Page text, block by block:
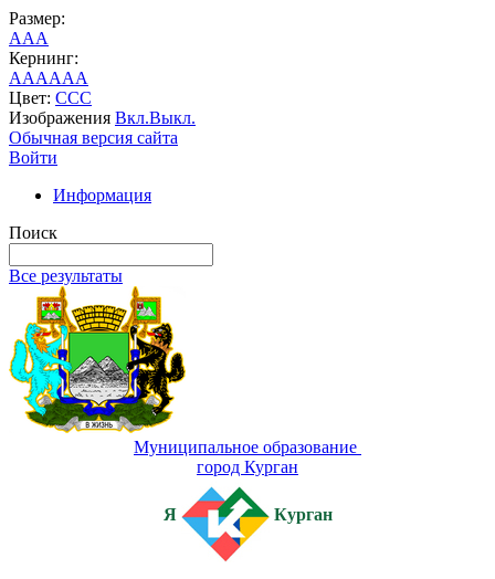
Размер:
AAA
Кернинг:
AAAAAA
Цвет: CCC
Изображения Вкл.Выкл.
Обычная версия сайта
Войти
Информация
Поиск
Все результаты
Муниципальное образование
город Курган
Я Курган